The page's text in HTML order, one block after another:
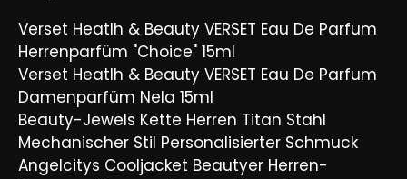
Verset Heatlh & Beauty VERSET Eau De Parfum
Herrenparfüm "Choice" 15ml
Verset Heatlh & Beauty VERSET Eau De Parfum
Damenparfüm Nela 15ml
Beauty-Jewels Kette Herren Titan Stahl
Mechanischer Stil Personalisierter Schmuck
Angelcitys Cooljacket Beautyer Herren-